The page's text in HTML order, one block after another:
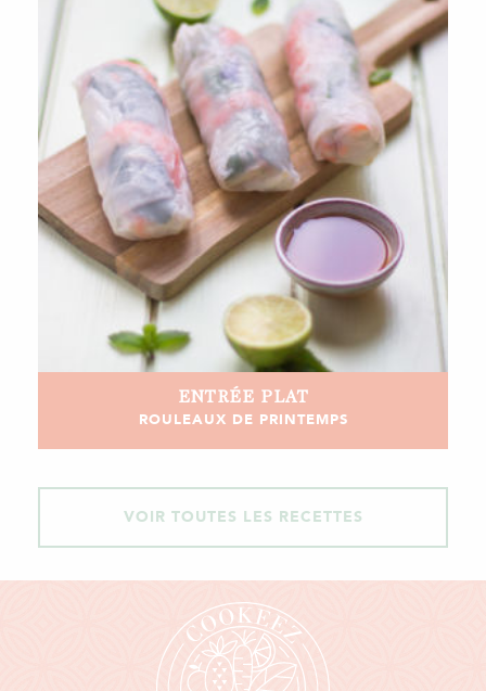
ENTRÉE PLAT
ROULEAUX DE PRINTEMPS
VOIR TOUTES LES RECETTES